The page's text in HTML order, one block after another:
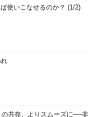
使いこなせるのか？ (1/2)
の共存、よりスムーズに──非